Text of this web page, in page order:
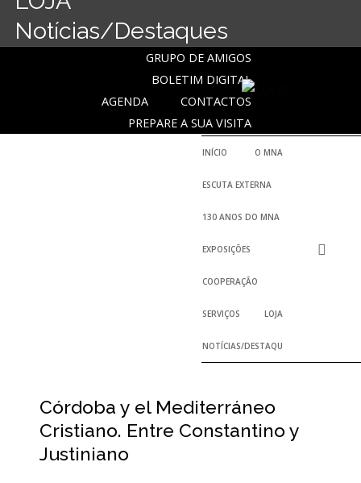
Notícias/Destaques
GRUPO DE AMIGOS
BOLETIM DIGITAL
CONTACTOS
AGENDA
PREPARE A SUA VISITA
INÍCIO O MNA
ESCUTA EXTERNA
130 ANOS DO MNA
EXPOSIÇÕES
COOPERAÇÃO
SERVIÇOS LOJA
NOTÍCIAS/DESTAQUES
Córdoba y el Mediterráneo
Cristiano. Entre Constantino y
Justiniano